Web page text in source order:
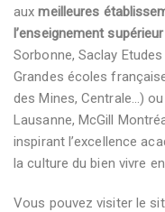
auxmeilleures
l’enseignement supérieur
Sorbonne, Saclay
Grandes écoles
des Mines, Centrale…)
Lausanne, McGill
inspirant l’excellence
la culture du bien vivre
Vous pouvez visiter le